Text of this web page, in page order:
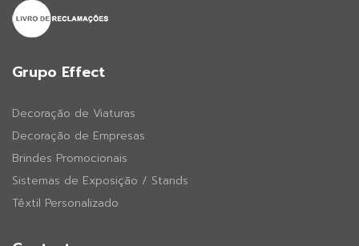
Grupo Effect
Decoração de Viaturas
Decoração de Empresas
Brindes Promocionais
Sistemas de Exposição / Stands
Têxtil Personalizado